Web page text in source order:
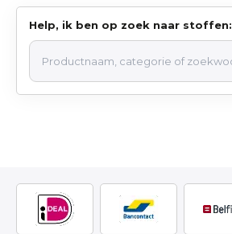
Help, ik ben op zoek naar stoffen: